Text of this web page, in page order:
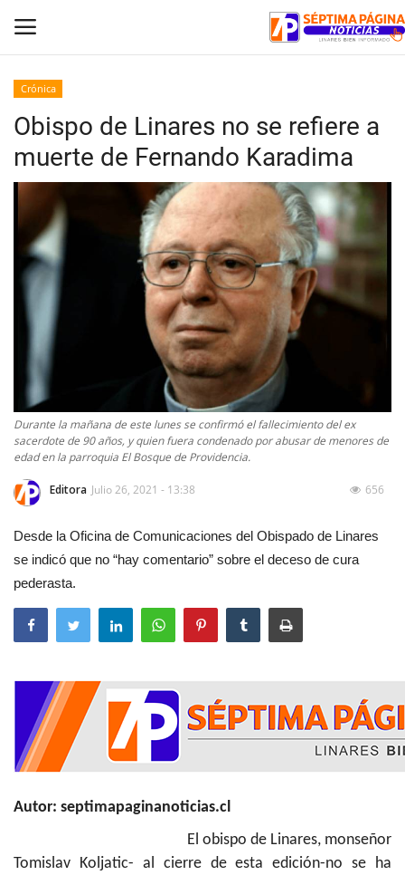
Inicio
Crónica
Policial
Tribunales
Deporte
Política
Espectáculos
Crónica
Obispo de Linares no se refiere a
muerte de Fernando Karadima
Durante la mañana de este lunes se confirmó el fallecimiento del ex
sacerdote de 90 años, y quien fuera condenado por abusar de menores de
edad en la parroquia El Bosque de Providencia.
Editora Julio 26, 2021 - 13:38 656
Desde la Oficina de Comunicaciones del Obispado de Linares
se indicó que no “hay comentario” sobre el deceso de cura
pederasta.
Autor: septimapaginanoticias.cl
El obispo de Linares, monseñor
Tomislav Koljatic- al cierre de esta edición-no se ha